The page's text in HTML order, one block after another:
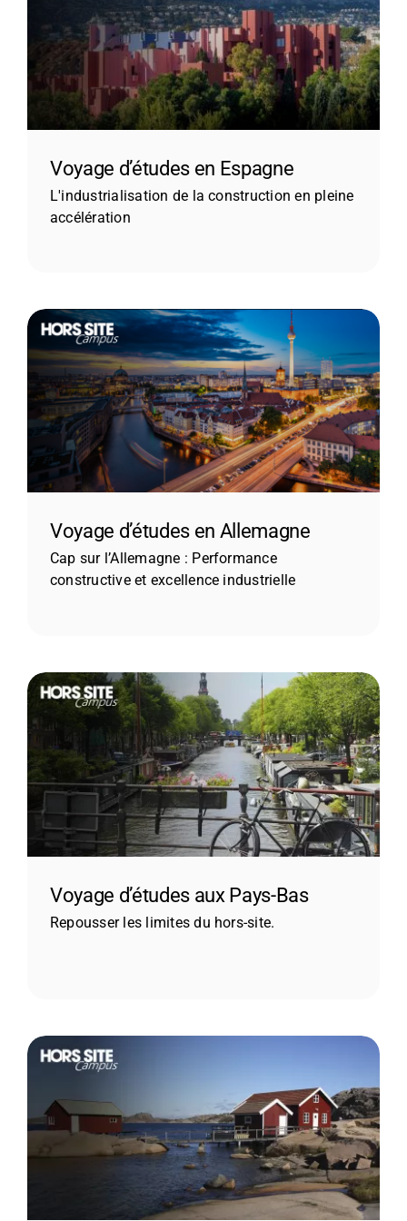
Voyage d’études en Espagne
L'industrialisation de la construction en pleine
accélération
Voyage d’études en Allemagne
Cap sur l’Allemagne : Performance
constructive et excellence industrielle
Voyage d’études aux Pays-Bas
Repousser les limites du hors-site.